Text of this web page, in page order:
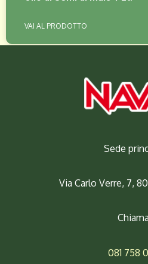
VAI AL PRODOTTO
Sede
Via Carlo Verre, 7,
081 758